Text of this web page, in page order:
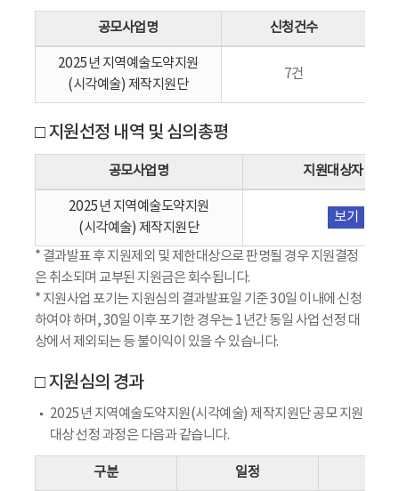
공모사업명 신청건수
2025년 지역예술도약지원
(시각예술) 제작지원단
7건
□ 지원선정 내역 및 심의총평
공모사업명 지원대상자 명단
2025년 지역예술도약지원
(시각예술) 제작지원단
보기
* 결과발표 후 지원제외 및 제한대상으로 판명될 경우 지원결정
은 취소되며 교부된 지원금은 회수됩니다.
* 지원사업 포기는 지원심의 결과발표일 기준 30일 이내에 신청
하여야 하며, 30일 이후 포기한 경우는 1년간 동일 사업 선정 대
상에서 제외되는 등 불이익이 있을 수 있습니다.
□ 지원심의 경과
2025년 지역예술도약지원(시각예술) 제작지원단 공모 지원
대상 선정 과정은 다음과 같습니다.
구분 일정